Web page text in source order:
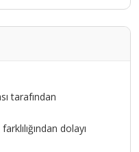
tarafından
dolayı